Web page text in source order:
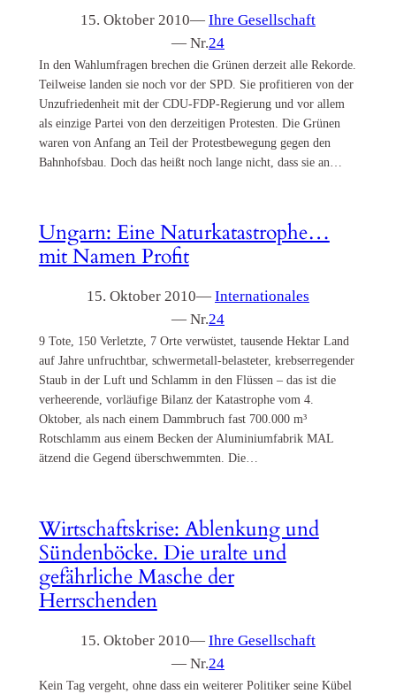
15. Oktober 2010— Ihre Gesellschaft
— Nr.24
In den Wahlumfragen brechen die Grünen derzeit alle Rekorde.
Teilweise landen sie noch vor der SPD. Sie profitieren von der
Unzufriedenheit mit der CDU-FDP-Regierung und vor allem
als einzige Partei von den derzeitigen Protesten. Die Grünen
waren von Anfang an Teil der Protestbewegung gegen den
Bahnhofsbau. Doch das heißt noch lange nicht, dass sie an…
Ungarn: Eine Naturkatastrophe…
mit Namen Profit
15. Oktober 2010— Internationales
— Nr.24
9 Tote, 150 Verletzte, 7 Orte verwüstet, tausende Hektar Land
auf Jahre unfruchtbar, schwermetall-belasteter, krebserregender
Staub in der Luft und Schlamm in den Flüssen – das ist die
verheerende, vorläufige Bilanz der Katastrophe vom 4.
Oktober, als nach einem Dammbruch fast 700.000 m³
Rotschlamm aus einem Becken der Aluminiumfabrik MAL
ätzend die Gegend überschwemmten. Die…
Wirtschaftskrise: Ablenkung und
Sündenböcke. Die uralte und
gefährliche Masche der
Herrschenden
15. Oktober 2010— Ihre Gesellschaft
— Nr.24
Kein Tag vergeht, ohne dass ein weiterer Politiker seine Kübel